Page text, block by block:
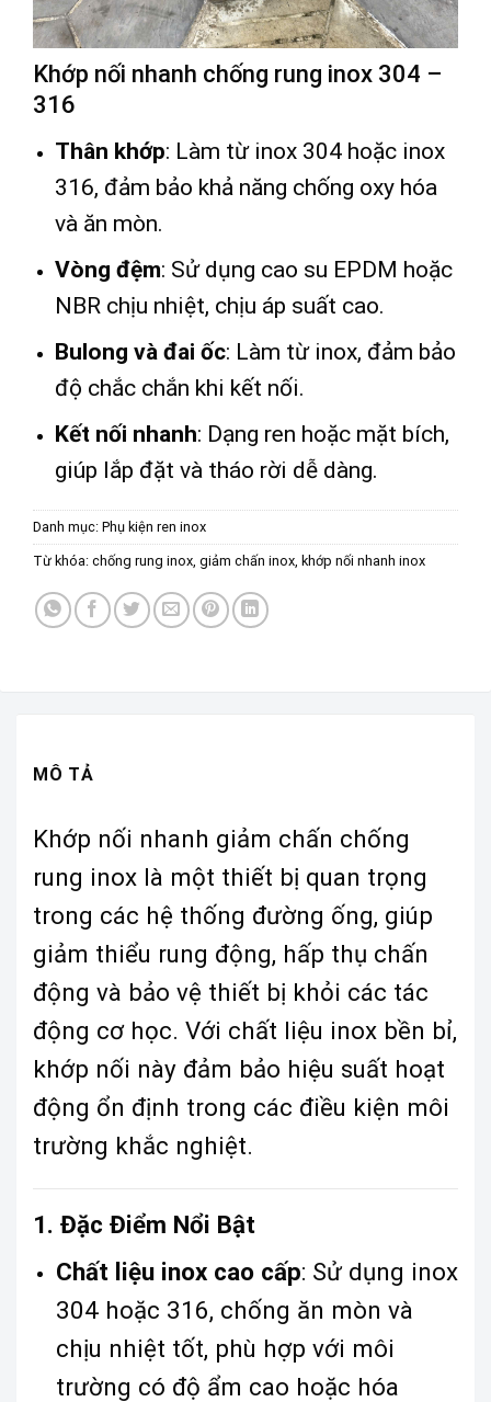
Khớp nối nhanh chống rung inox 304 –
316
Thân khớp: Làm từ inox 304 hoặc inox
316, đảm bảo khả năng chống oxy hóa
và ăn mòn.
Vòng đệm: Sử dụng cao su EPDM hoặc
NBR chịu nhiệt, chịu áp suất cao.
Bulong và đai ốc: Làm từ inox, đảm bảo
độ chắc chắn khi kết nối.
Kết nối nhanh: Dạng ren hoặc mặt bích,
giúp lắp đặt và tháo rời dễ dàng.
Danh mục: Phụ kiện ren inox
Từ khóa: chống rung inox, giảm chấn inox, khớp nối nhanh inox
MÔ TẢ
Khớp nối nhanh giảm chấn chống
rung inox là một thiết bị quan trọng
trong các hệ thống đường ống, giúp
giảm thiểu rung động, hấp thụ chấn
động và bảo vệ thiết bị khỏi các tác
động cơ học. Với chất liệu inox bền bỉ,
khớp nối này đảm bảo hiệu suất hoạt
động ổn định trong các điều kiện môi
trường khắc nghiệt.
1. Đặc Điểm Nổi Bật
Chất liệu inox cao cấp: Sử dụng inox
304 hoặc 316, chống ăn mòn và
chịu nhiệt tốt, phù hợp với môi
trường có độ ẩm cao hoặc hóa